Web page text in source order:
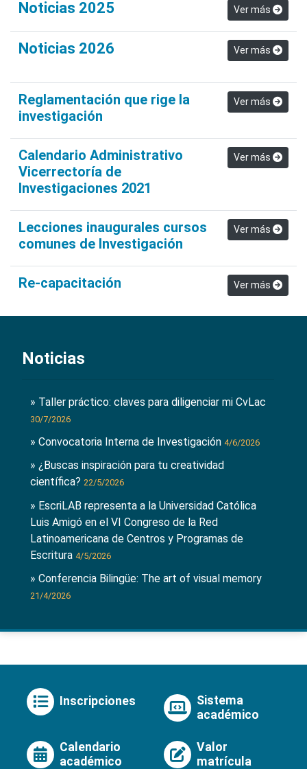
Noticias 2025 Ver más
Noticias 2026 Ver más
Reglamentación que rige la
investigación
Ver más
Calendario Administrativo
Vicerrectoría de
Investigaciones 2021
Ver más
Lecciones inaugurales cursos
comunes de Investigación
Ver más
Re-capacitación Ver más
Noticias
» Taller práctico: claves para diligenciar mi CvLac
30/7/2026
» Convocatoria Interna de Investigación 4/6/2026
» ¿Buscas inspiración para tu creatividad
científica? 22/5/2026
» EscriLAB representa a la Universidad Católica
Luis Amigó en el VI Congreso de la Red
Latinoamericana de Centros y Programas de
Escritura 4/5/2026
» Conferencia Bilingüe: The art of visual memory
21/4/2026
Inscripciones
Sistema
académico
Calendario
académico
Valor
matrícula